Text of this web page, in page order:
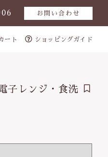
お問い合わせ
ート ショッピングガイド
子レンジ・食洗